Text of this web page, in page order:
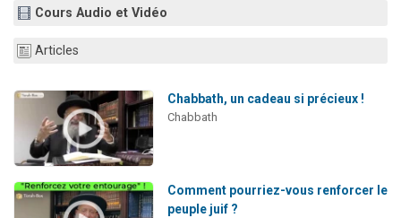
Il reste 49 places pour étudier en groupe sur Zoom
Eva vient de donner son Maasser
Cours Audio et Vidéo
Articles
Chabbath, un cadeau si précieux !
Chabbath
Comment pourriez-vous renforcer le
peuple juif ?